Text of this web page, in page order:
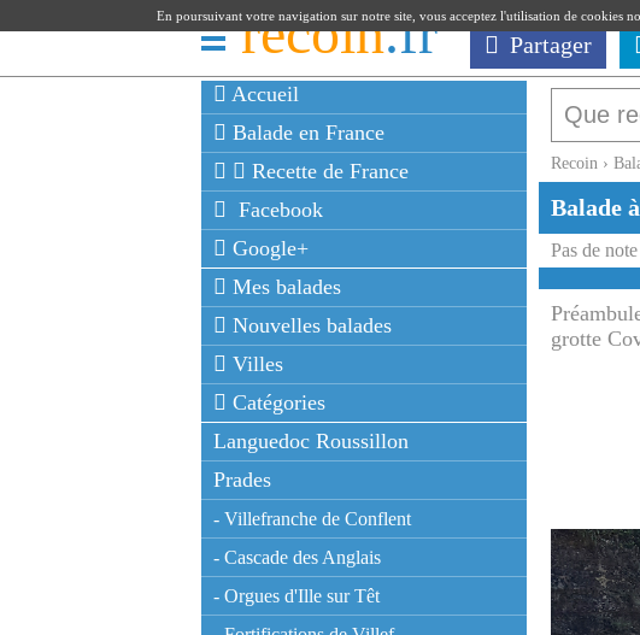
recoin.fr Partager
Accueil
Balade en France
Recette de France
Facebook
Google+
Mes balades
Nouvelles balades
Villes
Catégories
Languedoc Roussillon
Prades
- Villefranche de Conflent
- Cascade des Anglais
- Orgues d'Ille sur Têt
Recoin ›
Balade
Pas de note
grotte
En poursuivant votre navigation sur notre site, vous acceptez l'utilisation de cookies